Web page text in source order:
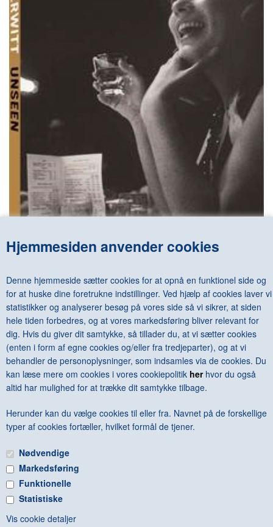
Hjemmesiden anvender cookies
Denne hjemmeside sætter cookies for at opnå en funktionel side og
for at huske dine foretrukne indstillinger. Ved hjælp af cookies laver vi
statistikker og analyserer besøg på vores side så vi sikrer, at siden
hele tiden forbedres, og at vores markedsføring bliver relevant for
dig. Hvis du giver dit samtykke, så tillader du, at vi sætter cookies
(enten i form af egne cookies og/eller fra tredjeparter), og at vi
behandler de personoplysninger, som indsamles via de cookies. Du
kan læse mere om cookies i vores cookiepolitik herhvor du også
altid har mulighed for at trække dit samtykke tilbage.
Herunder kan du vælge cookies til eller fra. Navnet på de forskellige
typer af cookies fortæller, hvilket formål de tjener.
Nødvendige
Markedsføring
Funktionelle
Statistiske
Vis cookie detaljer
UDVIDET SØGNING Salgsbetingelser
DKK 675,00
<--Forrige Næste-->
Antal varer: 1 Vis uden moms Anbefal Print
FRI FRAGT VED KØB OVER KR. 600 - © Copyright 2015 -